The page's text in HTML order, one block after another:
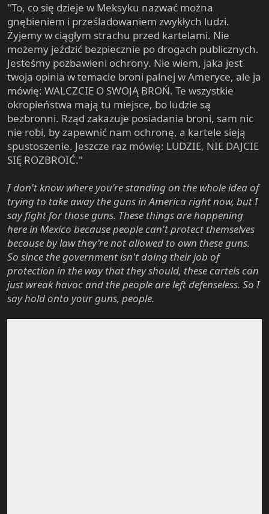
"To, co się dzieje w Meksyku nazwać można
gnębieniem i prześladowaniem zwykłych ludzi.
Żyjemy w ciągłym strachu przed kartelami. Nie
możemy jeździć bezpiecznie po drogach publicznych.
Jesteśmy pozbawieni ochrony. Nie wiem, jaka jest
twoja opinia w temacie broni palnej w Ameryce, ale ja
mówię: WALCZCIE O SWOJĄ BROŃ. Te wszystkie
okropieństwa mają tu miejsce, bo ludzie są
bezbronni. Rząd zakazuje posiadania broni, sam nic
nie robi, by zapewnić nam ochronę, a kartele sieją
spustoszenie. Jeszcze raz mówię: LUDZIE, NIE DAJCIE
SIĘ ROZBROIĆ."
I don't know where you're standing on the whole idea of
trying to take away the guns in America right now, but I
say fight for those guns. These things are happening
here in Mexico because people can't protect themselves
because by law they're not allowed to own these guns.
So since the government isn't doing their job of
protection in the way that they should, these cartels can
just wreak havoc and the people are left defenseless. So I
say hold onto your guns, people.